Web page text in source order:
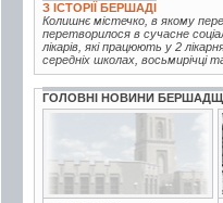
З ІСТОРІЇ БЕРШАДІ
Колишнє містечко, в якому
перетворилося в сучасне
лікарів, які працюють у 2
середніх школах, восьмирічці
ГОЛОВНІ НОВИНИ